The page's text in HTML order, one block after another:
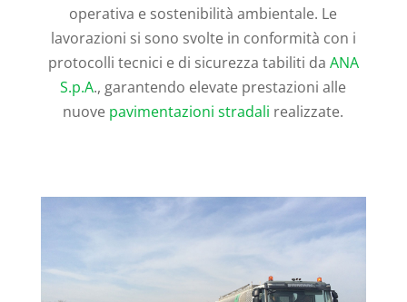
operativa e sostenibilità ambientale. Le
lavorazioni si sono svolte in conformità con i
protocolli tecnici e di sicurezza tabiliti da ANA
S.p.A., garantendo elevate prestazioni alle
nuove pavimentazioni stradali realizzate.